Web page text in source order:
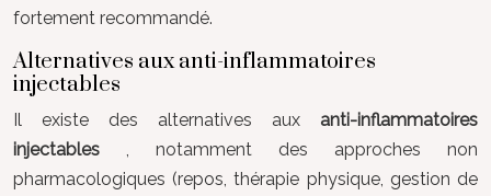
fortement recommandé.
Alternatives aux anti-inflammatoires
injectables
Il existe des alternatives aux anti-inflammatoires
injectables
, notamment des approches non
pharmacologiques (repos, thérapie physique, gestion de